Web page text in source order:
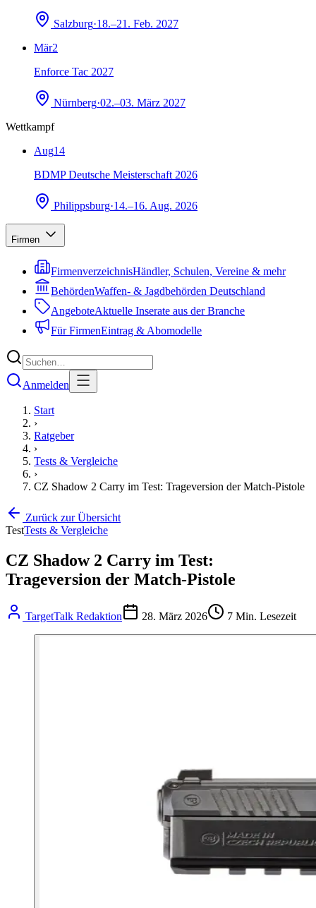
Salzburg·18.–21. Feb. 2027
Mär2
Enforce Tac 2027
Nürnberg·02.–03. März 2027
Wettkampf
Aug14
BDMP Deutsche Meisterschaft 2026
Philippsburg·14.–16. Aug. 2026
Firmen
FirmenverzeichnisHändler, Schulen, Vereine & mehr
BehördenWaffen- & Jagdbehörden Deutschland
AngeboteAktuelle Inserate aus der Branche
Für FirmenEintrag & Abomodelle
Anmelden
Start
›
Ratgeber
›
Tests & Vergleiche
›
CZ Shadow 2 Carry im Test: Trageversion der Match-Pistole
Zurück zur Übersicht
TestTests & Vergleiche
CZ Shadow 2 Carry im Test:
Trageversion der Match-Pistole
TargetTalk Redaktion 28. März 2026 7 Min. Lesezeit